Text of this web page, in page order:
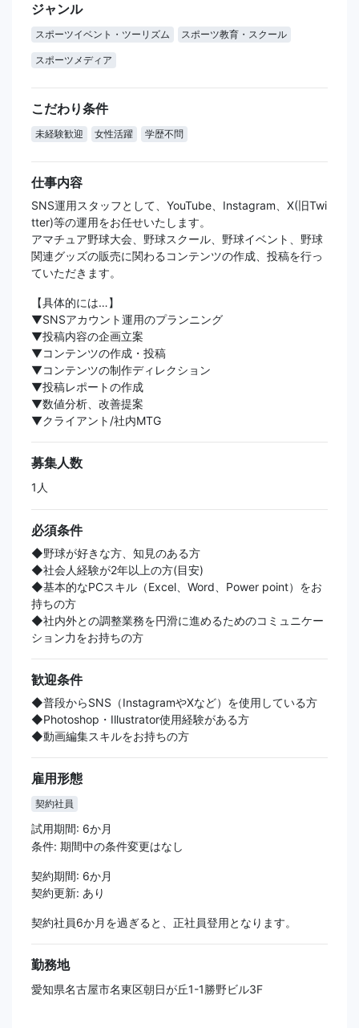
ジャンル
スポーツイベント・ツーリズム スポーツ教育・スクール
スポーツメディア
こだわり条件
未経験歓迎 女性活躍 学歴不問
仕事内容
SNS運用スタッフとして、YouTube、Instagram、X(旧Twi
tter)等の運用をお任せいたします。
アマチュア野球大会、野球スクール、野球イベント、野球
関連グッズの販売に関わるコンテンツの作成、投稿を行っ
ていただきます。
【具体的には…】
▼SNSアカウント運用のプランニング
▼投稿内容の企画立案
▼コンテンツの作成・投稿
▼コンテンツの制作ディレクション
▼投稿レポートの作成
▼数値分析、改善提案
▼クライアント/社内MTG
募集人数
1人
必須条件
◆野球が好きな方、知見のある方
◆社会人経験が2年以上の方(目安)
◆基本的なPCスキル（Excel、Word、Power point）をお
持ちの方
◆社内外との調整業務を円滑に進めるためのコミュニケー
ション力をお持ちの方
歓迎条件
◆普段からSNS（InstagramやXなど）を使用している方
◆Photoshop・Illustrator使用経験がある方
◆動画編集スキルをお持ちの方
雇用形態
契約社員
試用期間: 6か月
条件: 期間中の条件変更はなし
契約期間: 6か月
契約更新: あり
契約社員6か月を過ぎると、正社員登用となります。
勤務地
愛知県名古屋市名東区朝日が丘1-1勝野ビル3F